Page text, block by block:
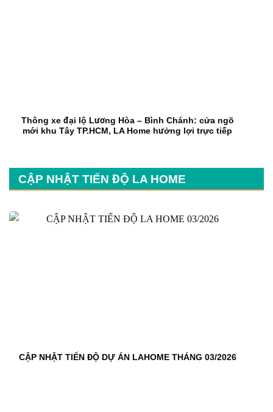
Thông xe đại lộ Lương Hòa – Bình Chánh: cửa ngõ
mới khu Tây TP.HCM, LA Home hưởng lợi trực tiếp
CẬP NHẬT TIẾN ĐỘ LA HOME
CẬP NHẬT TIẾN ĐỘ DỰ ÁN LAHOME THÁNG 03/2026